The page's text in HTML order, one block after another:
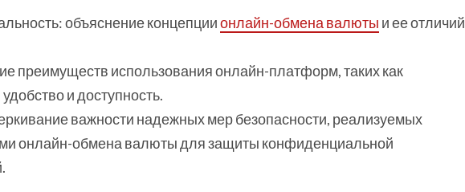
объяснение концепциионлайн-обмена валюты и ее отличий
преимуществ использования онлайн-платформ, таких как
и доступность.
важности надежных мер безопасности, реализуемых
онлайн-обмена валюты для защиты конфиденциальной